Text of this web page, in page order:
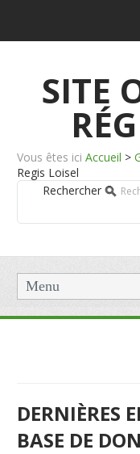
SITE
Vous êtes ici Accueil >
Regis Loisel
Rechercher
Menu
DERNIÈRES
BASE DE